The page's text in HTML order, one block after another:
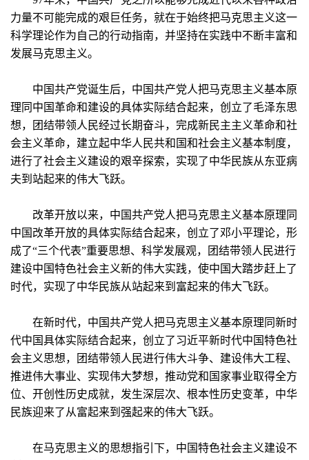
力量不可能完成的艰巨任务，就在于始终把马克思主义这一
科学理论作为自己的行动指南，并坚持在实践中不断丰富和
发展马克思主义。
中国共产党诞生后，中国共产党人把马克思主义基本原
理同中国革命和建设的具体实际结合起来，创立了毛泽东思
想，团结带领人民经过长期奋斗，完成新民主主义革命和社
会主义革命，建立起中华人民共和国和社会主义基本制度，
进行了社会主义建设的艰辛探索，实现了中华民族从东亚病
夫到站起来的伟大飞跃。
改革开放以来，中国共产党人把马克思主义基本原理同
中国改革开放的具体实际结合起来，创立了邓小平理论，形
成了“三个代表”重要思想、科学发展观，团结带领人民进行
建设中国特色社会主义新的伟大实践，使中国大踏步赶上了
时代，实现了中华民族从站起来到富起来的伟大飞跃。
在新时代，中国共产党人把马克思主义基本原理同新时
代中国具体实际结合起来，创立了习近平新时代中国特色社
会主义思想，团结带领人民进行伟大斗争、建设伟大工程、
推进伟大事业、实现伟大梦想，推动党和国家事业取得全方
位、开创性历史成就，发生深层次、根本性历史变革，中华
民族迎来了从富起来到强起来的伟大飞跃。
在马克思主义的思想指引下，中国特色社会主义建设不